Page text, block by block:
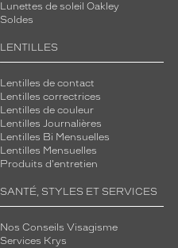
Lunettes de soleil Oakley
Soldes
LENTILLES
Lentilles de contact
Lentilles correctrices
Lentilles de couleur
Lentilles Journalières
Lentilles Bi Mensuelles
Lentilles Mensuelles
Produits d'entretien
SANTÉ, STYLES ET SERVICES
Nos Conseils Visagisme
Services Krys